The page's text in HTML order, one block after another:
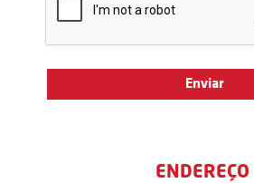
ENDEREÇO